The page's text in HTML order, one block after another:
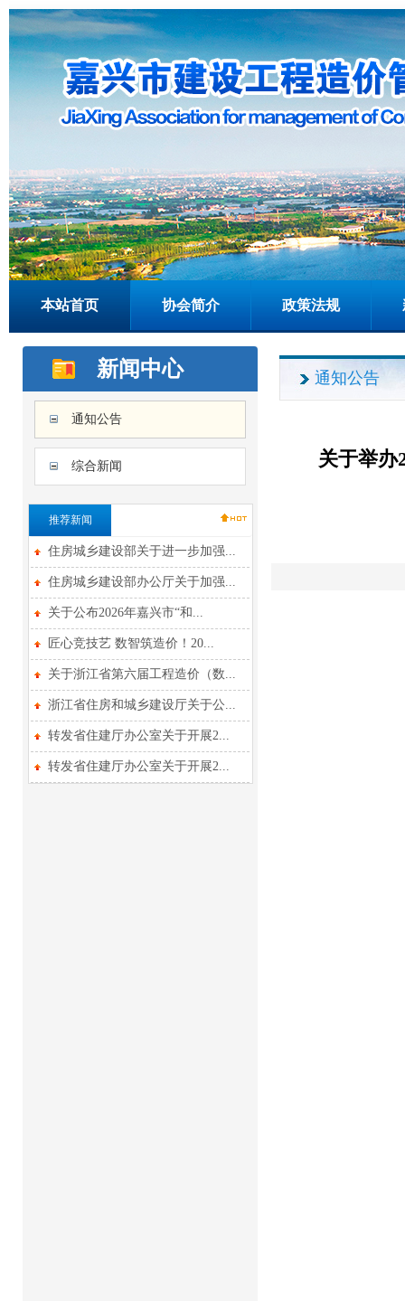
本站首页 协会简介 政策法规
新闻中心
通知公告
综合新闻
推荐新闻
住房城乡建设部关于进一步加强...
住房城乡建设部办公厅关于加强...
关于公布2026年嘉兴市“和...
匠心竞技艺 数智筑造价！20...
关于浙江省第六届工程造价（数...
浙江省住房和城乡建设厅关于公...
转发省住建厅办公室关于开展2...
转发省住建厅办公室关于开展2...
通知公告
关于举办